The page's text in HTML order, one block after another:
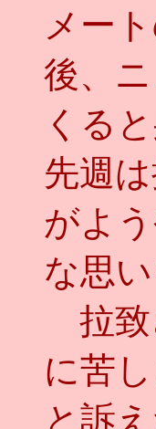
メー
後、
くる
先週
がよ
な思
拉致
に苦
と訴